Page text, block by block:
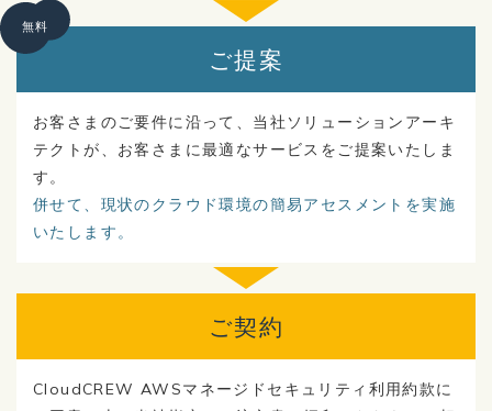
無料
ご提案
お客さまのご要件に沿って、当社ソリューションアーキ
テクトが、お客さまに最適なサービスをご提案いたしま
す。
併せて、現状のクラウド環境の簡易アセスメントを実施
いたします。
ご契約
CloudCREW AWSマネージドセキュリティ利用約款に